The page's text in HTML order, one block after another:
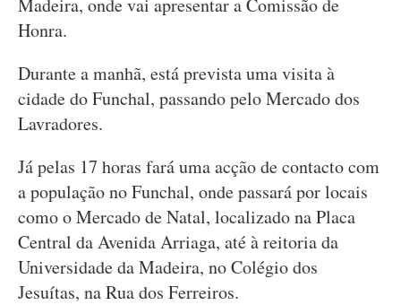
Madeira, onde vai apresentar a Comissão de
Honra.
Durante a manhã, está prevista uma visita à
cidade do Funchal, passando pelo Mercado dos
Lavradores.
Já pelas 17 horas fará uma acção de contacto com
a população no Funchal, onde passará por locais
como o Mercado de Natal, localizado na Placa
Central da Avenida Arriaga, até à reitoria da
Universidade da Madeira, no Colégio dos
Jesuítas, na Rua dos Ferreiros.